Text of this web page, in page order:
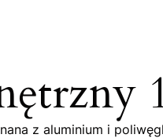
z aluminium i